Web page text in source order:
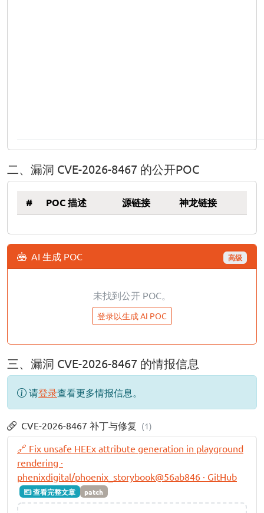
二、漏洞 CVE-2026-8467 的公开POC
# POC 描述 源链接 神龙链接
AI 生成 POC 高级
未找到公开 POC。
登录以生成 AI POC
三、漏洞 CVE-2026-8467 的情报信息
请登录查看更多情报信息。
CVE-2026-8467 补丁与修复 (1)
🔗 Fix unsafe HEEx attribute generation in playground
rendering ·
phenixdigital/phoenix_storybook@56ab846 · GitHub
查看完整文章 patch